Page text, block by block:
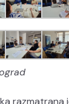
razmatrana